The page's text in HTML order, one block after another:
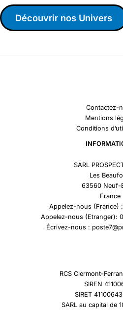
Découvrir nos Univers
Contactez-
Mentions
Conditions
SARL
Les
63560 Neuf-
France
Appelez-nous (France)
Appelez-nous (Etranger):
Écrivez-nous :
RCS Clermont-
SIREN
SIRET
SARL au capital de